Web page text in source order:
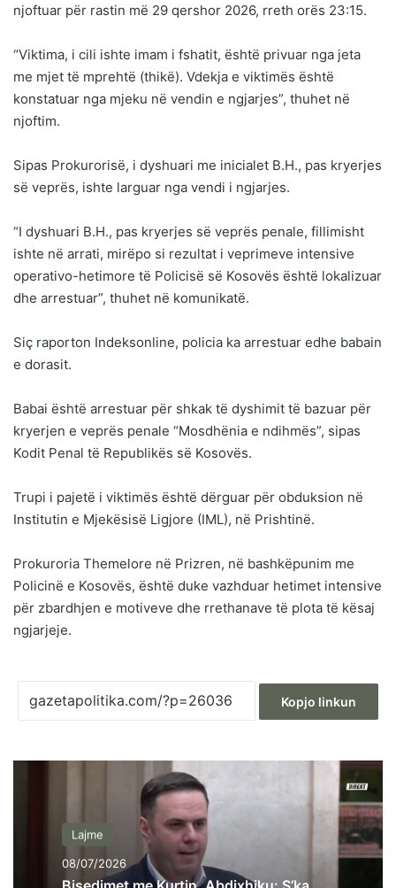
njoftuar për rastin më 29 qershor 2026, rreth orës 23:15.
“Viktima, i cili ishte imam i fshatit, është privuar nga jeta
me mjet të mprehtë (thikë). Vdekja e viktimës është
konstatuar nga mjeku në vendin e ngjarjes”, thuhet në
njoftim.
Sipas Prokurorisë, i dyshuari me inicialet B.H., pas kryerjes
së veprës, ishte larguar nga vendi i ngjarjes.
“I dyshuari B.H., pas kryerjes së veprës penale, fillimisht
ishte në arrati, mirëpo si rezultat i veprimeve intensive
operativo-hetimore të Policisë së Kosovës është lokalizuar
dhe arrestuar”, thuhet në komunikatë.
Siç raporton Indeksonline, policia ka arrestuar edhe babain
e dorasit.
Babai është arrestuar për shkak të dyshimit të bazuar për
kryerjen e veprës penale “Mosdhënia e ndihmës”, sipas
Kodit Penal të Republikës së Kosovës.
Trupi i pajetë i viktimës është dërguar për obduksion në
Institutin e Mjekësisë Ligjore (IML), në Prishtinë.
Prokuroria Themelore në Prizren, në bashkëpunim me
Policinë e Kosovës, është duke vazhduar hetimet intensive
për zbardhjen e motiveve dhe rrethanave të plota të kësaj
ngjarjeje.
Kopjo linkun
Lajme
08/07/2026